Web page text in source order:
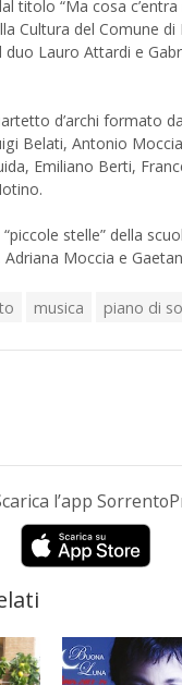
titolo “Ma cosa
Cultura del Comune
Lauro Attardi e
d’archi formato
Belati, Antonio
Emiliano Berti,
stelle” della
Moccia e
musica piano di
l’app